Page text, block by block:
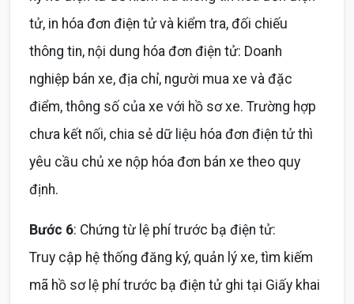
tử, in hóa đơn điện tử và kiểm tra, đối chiếu
thông tin, nội dung hóa đơn điện tử: Doanh
nghiệp bán xe, địa chỉ, người mua xe và đặc
điểm, thông số của xe với hồ sơ xe. Trường hợp
chưa kết nối, chia sẻ dữ liệu hóa đơn điện tử thì
yêu cầu chủ xe nộp hóa đơn bán xe theo quy
định.
Bước 6: Chứng từ lệ phí trước bạ điện tử:
Truy cập hệ thống đăng ký, quản lý xe, tìm kiếm
mã hồ sơ lệ phí trước bạ điện tử ghi tại Giấy khai